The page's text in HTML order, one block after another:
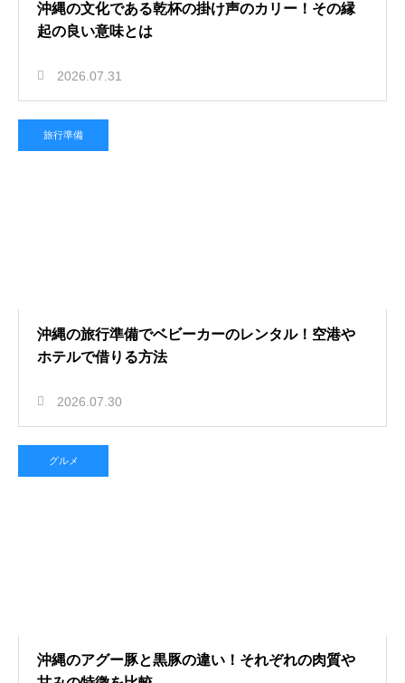
沖縄の文化である乾杯の掛け声のカリー！その縁
起の良い意味とは
2026.07.31
旅行準備
沖縄の旅行準備でベビーカーのレンタル！空港や
ホテルで借りる方法
2026.07.30
グルメ
沖縄のアグー豚と黒豚の違い！それぞれの肉質や